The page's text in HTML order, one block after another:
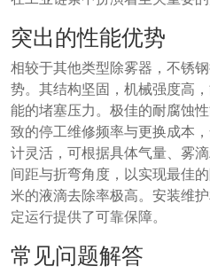
突出的性能优势
相较于其他类型除雾器，不锈
势。其结构坚固，机械强度高
能的堵塞压力。极佳的耐腐蚀
致的停工维修频率与更换成本
计灵活，可根据具体气量、雾
间距与折弯角度，以实现最佳
米的液滴去除率极高。安装维
定运行提供了可靠保障。
常见问题解答